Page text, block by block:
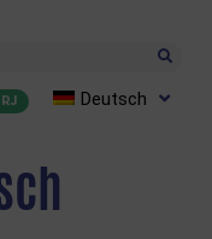
Deutsch